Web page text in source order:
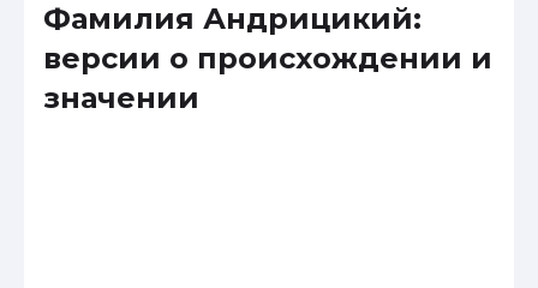
Фамилия Андрицикий:
версии о происхождении и
значении